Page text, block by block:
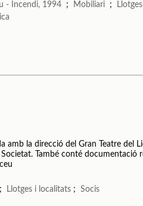
- Incendi, 1994 ; Mobiliari ;
amb la direcció del Gran Teatre del
També conté documentació
Llotges i localitats ;Socis